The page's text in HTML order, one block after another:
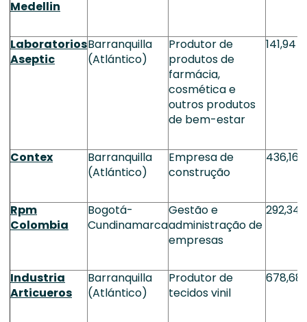
Medellin
Laboratorios
Aseptic
Barranquilla
(Atlántico)
Produtor de
produtos de
farmácia,
cosmética e
outros produtos
de bem-estar
141,94
Contex
Barranquilla
(Atlántico)
Empresa de
construção
436,16
Rpm
Colombia
Bogotá-
Cundinamarca
Gestão e
administração de
empresas
292,34
Industria
Articueros
Barranquilla
(Atlántico)
Produtor de
tecidos vinil
678,68